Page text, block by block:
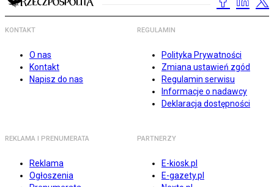
KONTAKT
O nas
Kontakt
Napisz do nas
REGULAMIN
Polityka Prywatności
Zmiana ustawień zgód
Regulamin serwisu
Informacje o nadawcy
Deklaracja dostępności
REKLAMA I PRENUMERATA
Reklama
Ogłoszenia
PARTNERZY
E-kiosk.pl
E-gazety.pl